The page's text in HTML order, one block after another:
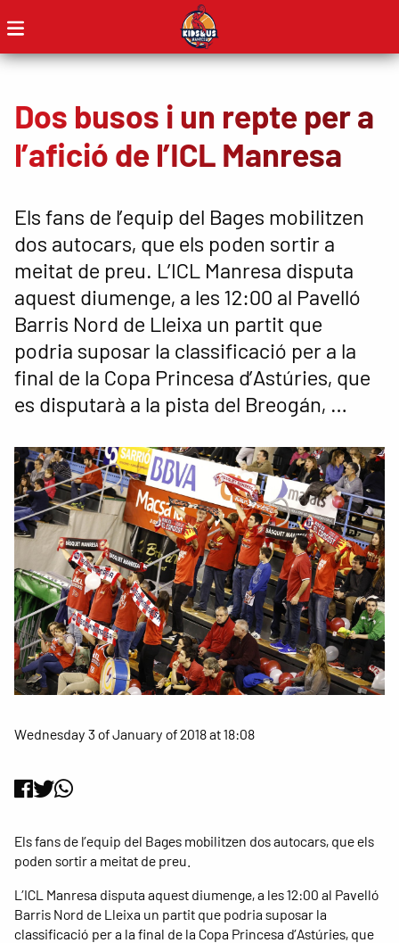
Dos busos i un repte per a
l’afició de l’ICL Manresa
Els fans de l’equip del Bages mobilitzen
dos autocars, que els poden sortir a
meitat de preu. L’ICL Manresa disputa
aquest diumenge, a les 12:00 al Pavelló
Barris Nord de Lleixa un partit que
podria suposar la classificació per a la
final de la Copa Princesa d’Astúries, que
es disputarà a la pista del Breogán, …
Wednesday 3 of January of 2018 at 18:08
Els fans de l’equip del Bages mobilitzen dos autocars, que els
poden sortir a meitat de preu.
L’ICL Manresa disputa aquest diumenge, a les 12:00 al Pavelló
Barris Nord de Lleixa un partit que podria suposar la
classificació per a la final de la Copa Princesa d’Astúries, que